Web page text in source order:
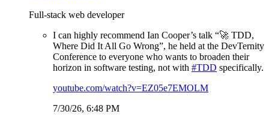
Full-stack web developer
I can highly recommend Ian Cooper’s talk “🚀 TDD,
Where Did It All Go Wrong”, he held at the DevTernity
Conference to everyone who wants to broaden their
horizon in software testing, not with #TDD specifically.
youtube.com/watch?v=EZ05e7EMOLM
7/30/26, 6:48 PM